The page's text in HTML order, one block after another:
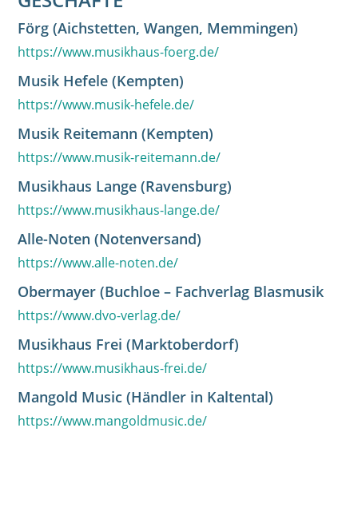
Förg (Aichstetten, Wangen, Memmingen)
https://www.musikhaus-foerg.de/
Musik Hefele (Kempten)
https://www.musik-hefele.de/
Musik Reitemann (Kempten)
https://www.musik-reitemann.de/
Musikhaus Lange (Ravensburg)
https://www.musikhaus-lange.de/
Alle-Noten (Notenversand)
https://www.alle-noten.de/
Obermayer (Buchloe – Fachverlag Blasmusik
https://www.dvo-verlag.de/
Musikhaus Frei (Marktoberdorf)
https://www.musikhaus-frei.de/
Mangold Music (Händler in Kaltental)
https://www.mangoldmusic.de/